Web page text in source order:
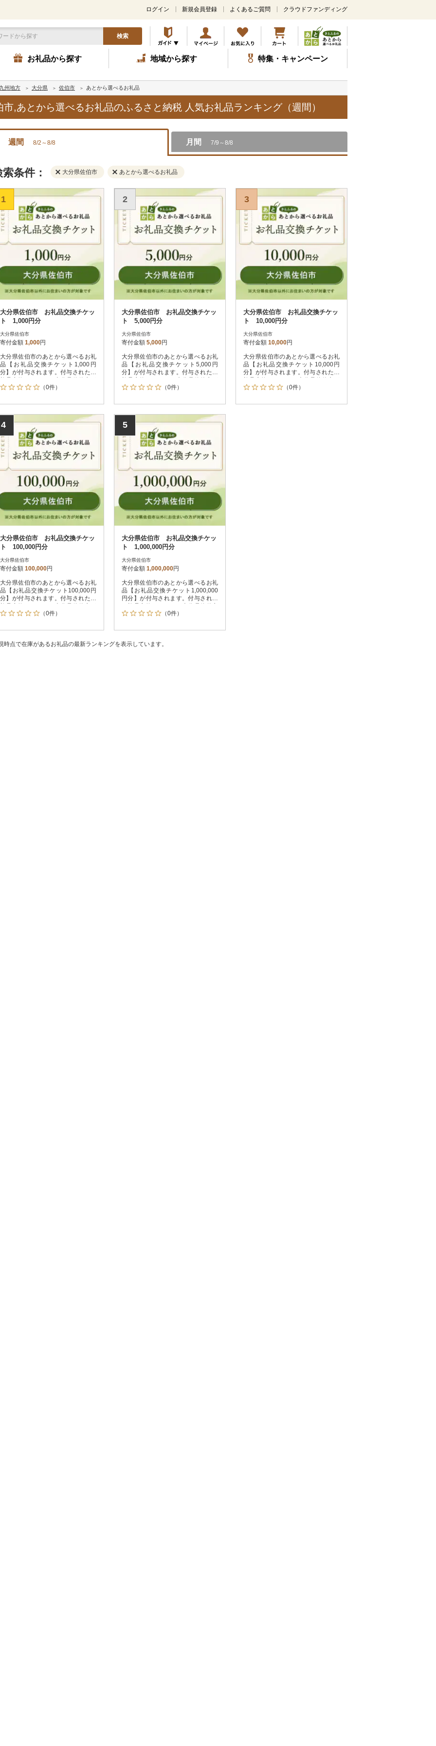
メ
ン
コ
ン
テ
ツ
キ
ッ
プ
ログイン 新規会員登録 よくあるご質問 クラウドファンディング
検索
お礼品から探す 地域から探す 特集・キャンペーン
九州地方 大分県 佐伯市 あとから選べるお礼品
市,あとから選べるお礼品のふるさと納税 人気お礼品ランキング（週間）
週間 8/2～8/8 月間 7/9～8/8
条件： 大分県佐伯市 あとから選べるお礼品
1
大分県佐伯市 お礼品交換チケッ
ト 1,000円分
大分県佐伯市
寄付金額 1,000円
大分県佐伯市のあとから選べるお礼
品【お礼品交換チケット1,000円
分】が付与されます。付与されたお
指定するお礼品と交換が可能です。
（0件）
2
大分県佐伯市 お礼品交換チケッ
ト 5,000円分
大分県佐伯市
寄付金額 5,000円
大分県佐伯市のあとから選べるお礼
品【お礼品交換チケット5,000円
分】が付与されます。付与されたお
指定するお礼品と交換が可能です。
（0件）
3
大分県佐伯市 お礼品交換チケッ
ト 10,000円分
大分県佐伯市
寄付金額 10,000円
大分県佐伯市のあとから選べるお礼
品【お礼品交換チケット10,000円
分】が付与されます。付与されたお
指定するお礼品と交換が可能です。
（0件）
4
大分県佐伯市 お礼品交換チケッ
ト 100,000円分
大分県佐伯市
寄付金額 100,000円
大分県佐伯市のあとから選べるお礼
品【お礼品交換チケット100,000円
分】が付与されます。付与されたお
指定するお礼品と交換が可能です。
（0件）
5
大分県佐伯市 お礼品交換チケッ
ト 1,000,000円分
大分県佐伯市
寄付金額 1,000,000円
大分県佐伯市のあとから選べるお礼
品【お礼品交換チケット1,000,000
円分】が付与されます。付与された
が指定するお礼品と交換が可能で
（0件）
時点で在庫があるお礼品の最新ランキングを表示しています。